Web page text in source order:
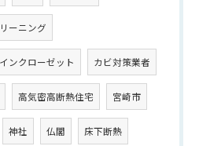
ーニング
ンクローゼット カビ対策業者
高気密高断熱住宅 宮崎市
神社 仏閣 床下断熱